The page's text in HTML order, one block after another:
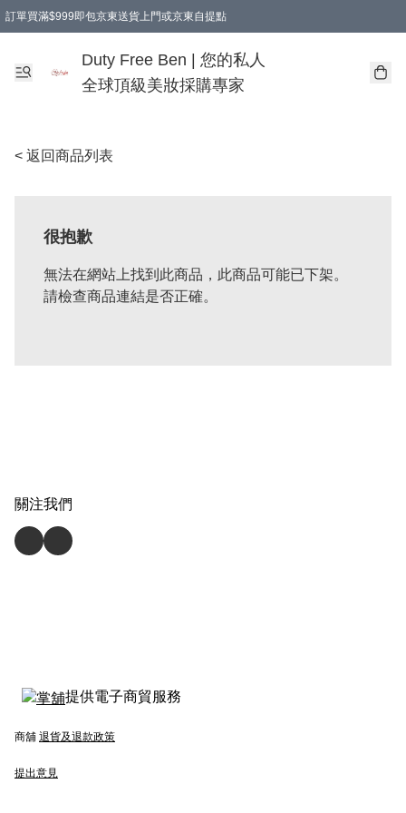
訂單買滿$999即包京東送貨上門或京東自提點
Duty Free Ben | 您的私人
全球頂級美妝採購專家
< 返回商品列表
很抱歉
無法在網站上找到此商品，此商品可能已下架。
請檢查商品連結是否正確。
關注我們
提供電子商貿服務
商舖 退貨及退款政策
提出意見